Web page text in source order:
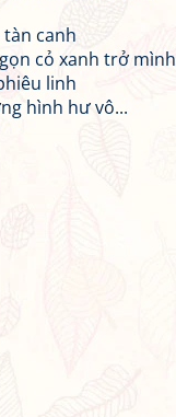
canh
cỏ xanh trở mình
linh
hình hư vô...